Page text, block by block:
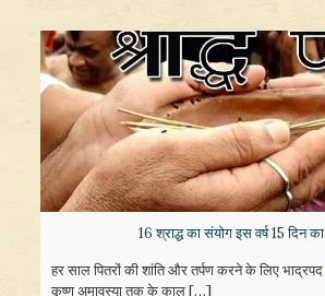
16 श्राद्ध का संयोग इस वर्ष 15 दिन का
हर साल पितरों की शांति और तर्पण करने के लिए
कृष्ण अमावस्या तक के काल […]